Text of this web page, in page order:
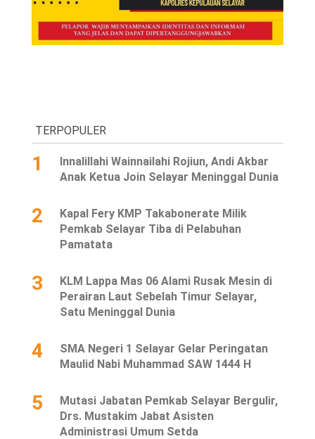
TERPOPULER
1
Innalillahi Wainnailahi Rojiun, Andi Akbar
Anak Ketua Join Selayar Meninggal Dunia
2
Kapal Fery KMP Takabonerate Milik
Pemkab Selayar Tiba di Pelabuhan
Pamatata
3
KLM Lappa Mas 06 Alami Rusak Mesin di
Perairan Laut Sebelah Timur Selayar,
Satu Meninggal Dunia
4
SMA Negeri 1 Selayar Gelar Peringatan
Maulid Nabi Muhammad SAW 1444 H
5
Mutasi Jabatan Pemkab Selayar Bergulir,
Drs. Mustakim Jabat Asisten
Administrasi Umum Setda